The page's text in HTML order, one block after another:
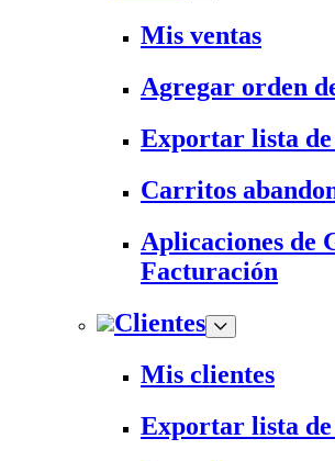
Mis ventas
Agregar orden
Exportar lista de
Carritos
Aplicaciones de
Facturación
Clientes
Mis clientes
Exportar lista de